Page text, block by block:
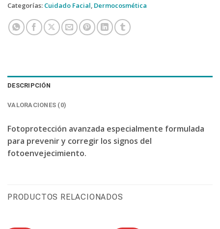
Categorías: Cuidado Facial, Dermocosmética
DESCRIPCIÓN
VALORACIONES (0)
Fotoprotección avanzada especialmente formulada
para prevenir y corregir los signos del
fotoenvejecimiento.
PRODUCTOS RELACIONADOS